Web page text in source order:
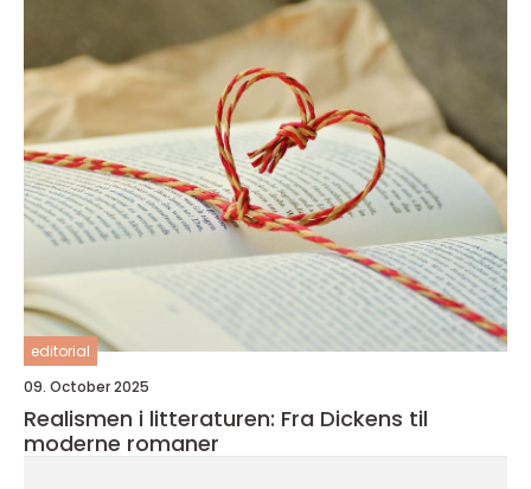
editorial
09. October 2025
Realismen i litteraturen: Fra Dickens til
moderne romaner